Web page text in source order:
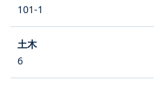
101-1
6